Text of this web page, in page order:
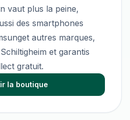
vaut plus la peine,
des smartphones
et autres marques,
et garantis
gratuit.
la boutique